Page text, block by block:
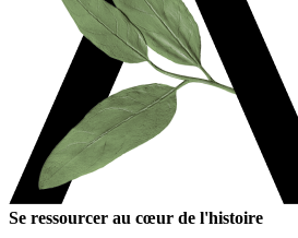
Se ressourcer au cœur de l'histoire